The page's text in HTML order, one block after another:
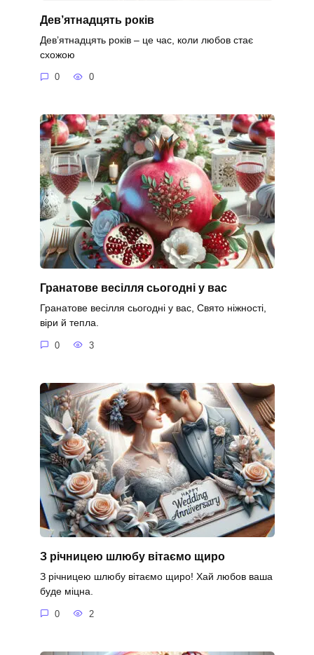
Дев’ятнадцять років
Дев’ятнадцять років – це час, коли любов стає
схожою
0 0
Гранатове весілля сьогодні у вас
Гранатове весілля сьогодні у вас, Свято ніжності,
віри й тепла.
0 3
З річницею шлюбу вітаємо щиро
З річницею шлюбу вітаємо щиро! Хай любов ваша
буде міцна.
0 2